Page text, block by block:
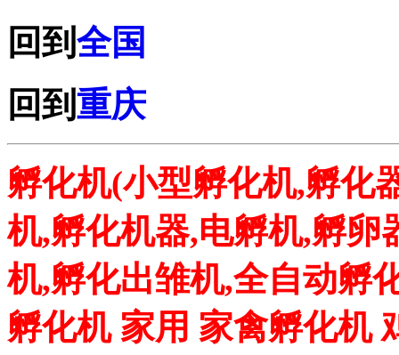
回到 全国
回到 重庆
孵化机(小型孵化机,孵化
机,孵化机器,电孵机,孵卵
机,孵化出雏机,全自动孵
孵化机 家用 家禽孵化机